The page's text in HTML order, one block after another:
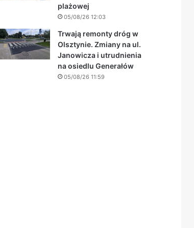
plażowej
05/08/26 12:03
Trwają remonty dróg w
Olsztynie. Zmiany na ul.
Janowicza i utrudnienia
na osiedlu Generałów
05/08/26 11:59